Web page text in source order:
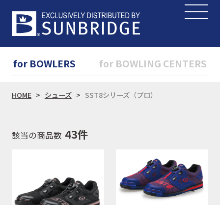
for BOWLERS for BOWLING CENTERS
HOME シューズ SST8シリーズ（プロ）
該当の商品数 43件